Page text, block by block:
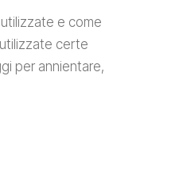
e come
certe
per annientare,